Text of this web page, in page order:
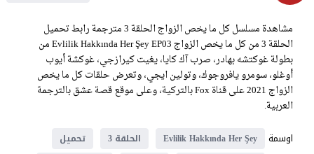
مشاهدة مسلسل كل ما يخص الزواج الحلقة 3 مترجمة رابط تحميل
الحلقة 3 من كل ما يخص الزواج Evlilik Hakkında Her Şey EP03 من
بطولة غوكتشه بهادر، صرب آك كايا، يغيت كيرازجي، غوكشة أيوب
أوغلو، سومرو يافروجوك، وتولين ايجي، وتعرض حلقات كل ما يخص
الزواج 2021 على قناة Fox بالتركية، وعلى موقع قصة عشق بالترجمة
العربية.
اوسمة
Evlilik Hakkında Her Şey الحلقة 3
تحميل